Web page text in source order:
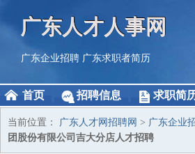
广东人才人事网
广东企业招聘 广东求职者简历
首页 招聘信息 求职简
当前位置： 广东人才网招聘网 > 广东企业
团股份有限公司吉大分店人才招聘